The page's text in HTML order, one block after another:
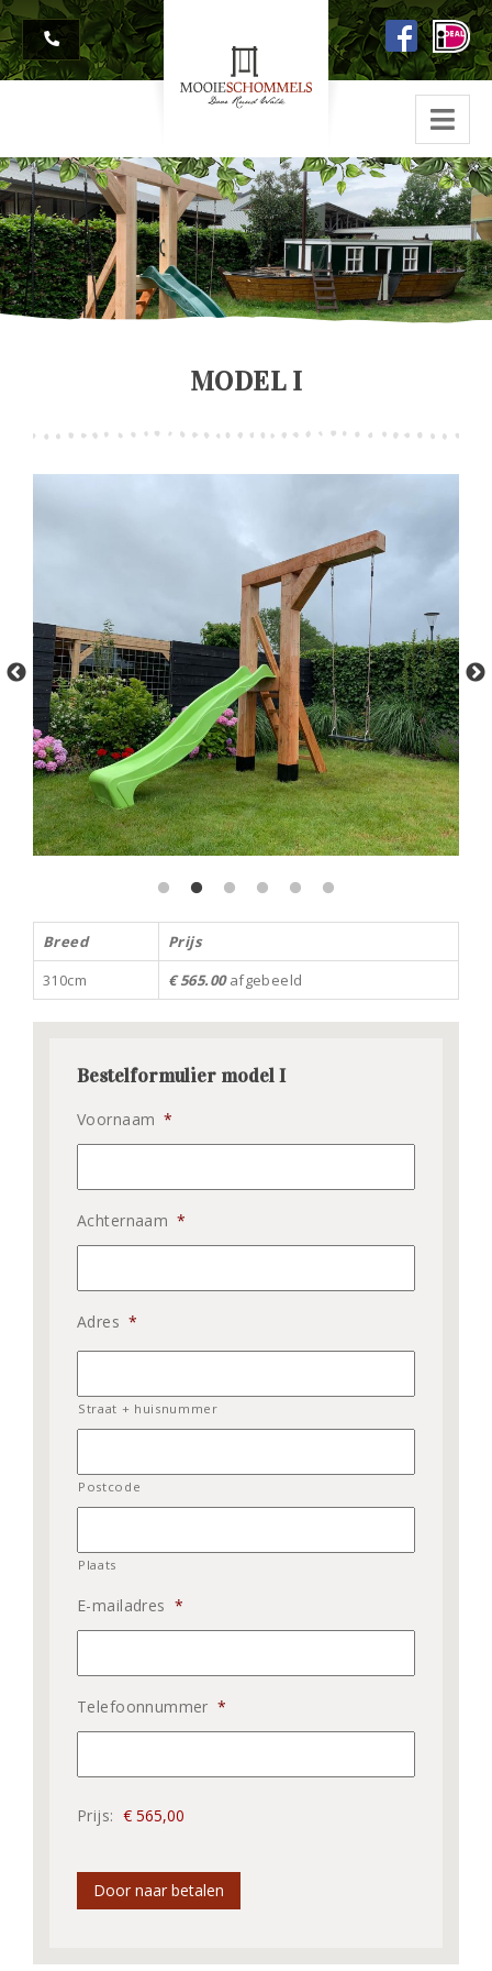
MODEL I
Breed
Prijs
310cm
€ 565.00afgebeeld
Bestelformulier model I
Voornaam *
Achternaam *
Adres *
Straat + huisnummer
Postcode
Plaats
E-mailadres *
Telefoonnummer *
Prijs:
Door naar betalen